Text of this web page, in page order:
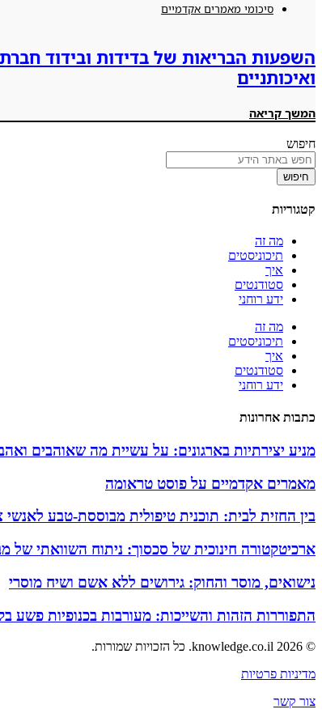
סיכומי מאמרים אקדמיים
השפעות הבריאות של בדידות ובידוד
ואיכותניים
המשך קריאה
חיפוש
חיפוש
קטגוריות
מה זה
תיכוניסטים
איך
סטודנטים
ידע רוחני
מה זה
תיכוניסטים
איך
סטודנטים
ידע רוחני
כתבות אחרונות
מניע יצירתיות בארגונים: על עשיית מה שאוהבים
מאמרים אקדמיים על פוסט טראומה
בין החזית לבית: תוכנית טיפולית מבוססת-טבע לאנשי
ארכיטקטורה חינוכית של סכסוך: ניתוח השוואתי של
נישואים, מוסר והחוק: גירושים ללא אשם ושיח מוסרי
התפוררות הזהות והשייכות: מעורבות בכנופיות פשע
© 2026 knowledge.co.il. כל הזכויות שמורות.
מדיניות פרטיות
צור קשר